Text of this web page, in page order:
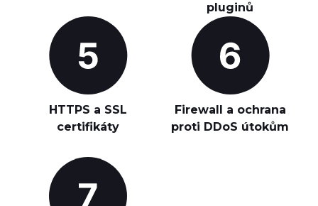
pluginů
HTTPS a SSL
certifikáty
Firewall a ochrana
proti DDoS útokům